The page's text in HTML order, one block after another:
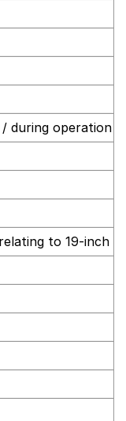
during operation /
to 19-inch